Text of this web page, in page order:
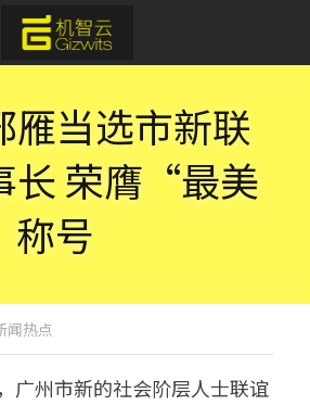
解决方案
解决方案
雁当选市新联
长 荣膺“最美
号
闻热点
广州市新的社会阶层人士联谊